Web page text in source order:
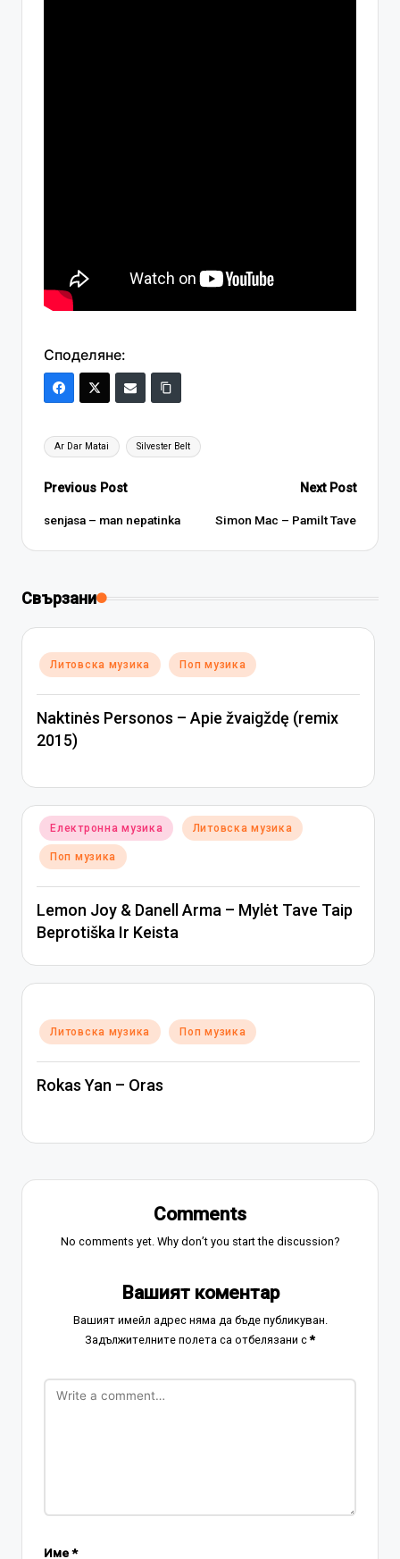
Споделяне:
Tags:
Ar Dar Matai Silvester Belt
Post
navigation
Previous Post
senjasa – man nepatinka
Next Post
Simon Mac – Pamilt Tave
Свързани
Posted
in
Литовска музика Поп музика
Naktinės Personos – Apie žvaigždę (remix
2015)
Posted
in
Електронна музика Литовска музика
Поп музика
Lemon Joy & Danell Arma – Mylėt Tave Taip
Beprotiška Ir Keista
Posted
in
Литовска музика Поп музика
Rokas Yan – Oras
Comments
No comments yet. Why don’t you start the discussion?
Вашият коментар
Вашият имейл адрес няма да бъде публикуван.
Задължителните полета са отбелязани с*
Име*